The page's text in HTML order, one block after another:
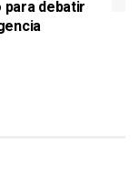
para debatir